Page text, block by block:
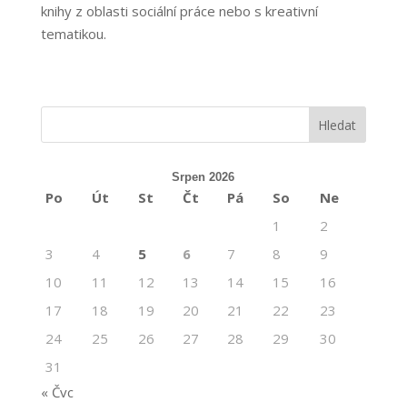
knihy z oblasti sociální práce nebo s kreativní
tematikou.
Srpen 2026
Po Út St Čt Pá So
Ne
1
2
3
4 5 6 7 8
9
10
11 12 13 14 15
16
17
18 19 20 21 22
23
24
25 26 27 28 29
30
31
« Čvc